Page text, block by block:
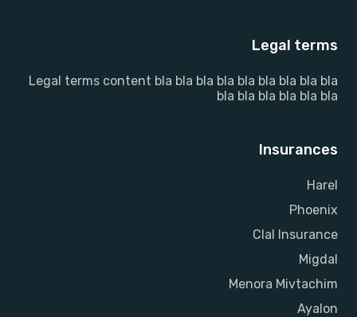
Legal terms
Legal terms content bla bla bla bla bla bla bla bla bla
bla bla bla bla bla bla
Insurances
Harel
Phoenix
Clal Insurance
Migdal
Menora Mivtachim
Ayalon